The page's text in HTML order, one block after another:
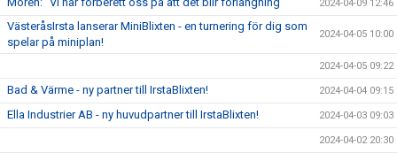
2024-04-09 12:46
VästeråsIrsta lanserar MiniBlixten - en turnering för dig som
spelar på miniplan!
2024-04-05 10:00
2024-04-05 09:22
Bad & Värme - ny partner till IrstaBlixten! 2024-04-04 09:15
Ella Industrier AB - ny huvudpartner till IrstaBlixten! 2024-04-03 09:03
2024-04-02 20:30